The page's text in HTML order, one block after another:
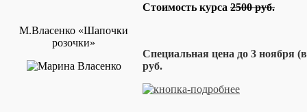
М.Власенко «Шапочки
розочки»
Стоимость курса 2500 руб.
Специальная цена до 3 ноября
руб.